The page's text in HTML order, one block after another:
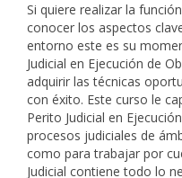
Si quiere realizar la
conocer los aspectos
entorno este es su
Judicial en Ejecución de
adquirir las técnicas
con éxito. Este curso le
Perito Judicial en
procesos judiciales de
como para trabajar por
Judicial contiene todo lo